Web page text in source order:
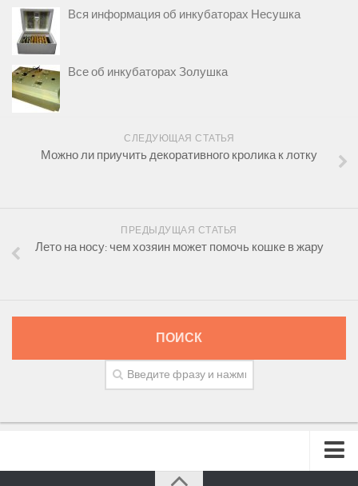
Вся информация об инкубаторах Несушка
Все об инкубаторах Золушка
СЛЕДУЮЩАЯ СТАТЬЯ
Можно ли приучить декоративного кролика к лотку
ПРЕДЫДУЩАЯ СТАТЬЯ
Лето на носу: чем хозяин может помочь кошке в жару
ПОИСК